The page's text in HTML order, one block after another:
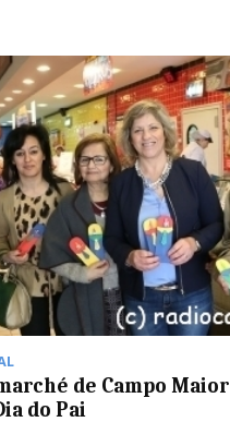
de Campo Maior
do Pai